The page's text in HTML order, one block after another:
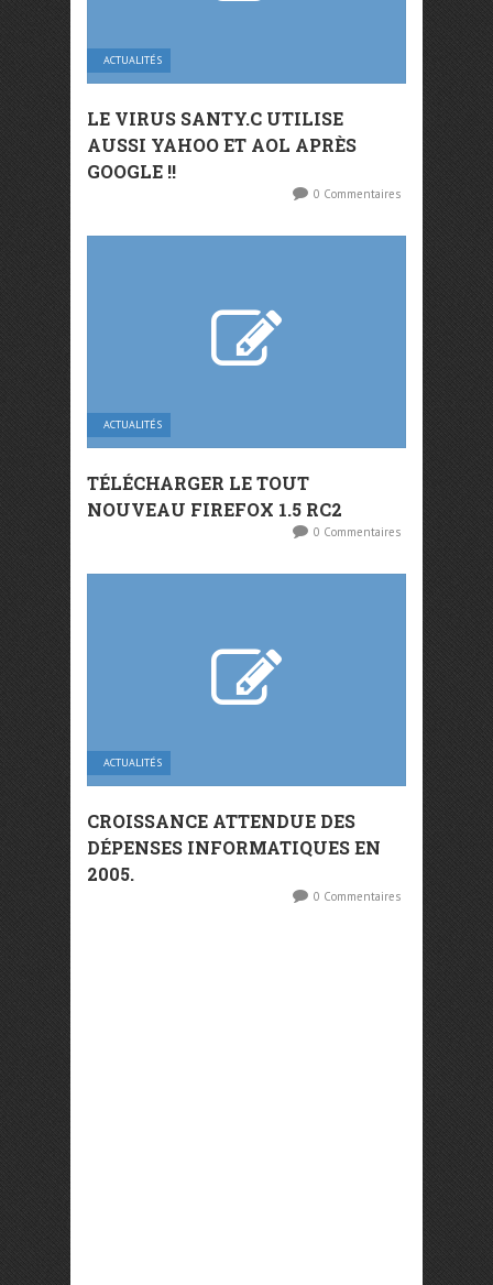
ACTUALITÉS
LE VIRUS SANTY.C UTILISE
AUSSI YAHOO ET AOL APRÈS
GOOGLE !!
0 Commentaires
ACTUALITÉS
TÉLÉCHARGER LE TOUT
NOUVEAU FIREFOX 1.5 RC2
0 Commentaires
ACTUALITÉS
CROISSANCE ATTENDUE DES
DÉPENSES INFORMATIQUES EN
2005.
0 Commentaires